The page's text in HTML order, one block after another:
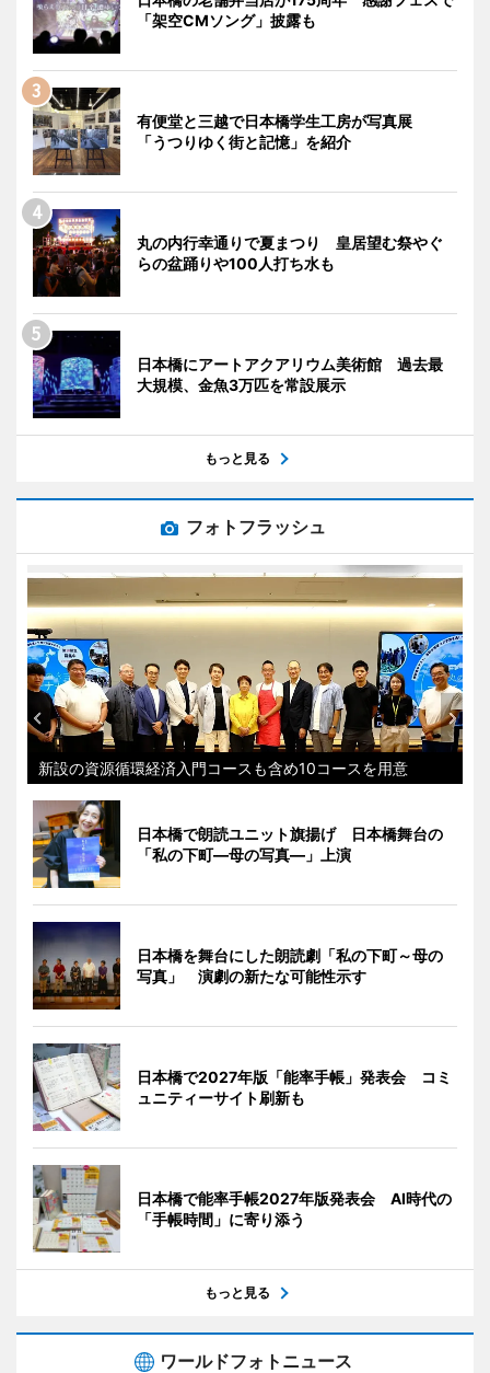
「架空CMソング」披露も
有便堂と三越で日本橋学生工房が写真展
「うつりゆく街と記憶」を紹介
丸の内行幸通りで夏まつり 皇居望む祭やぐ
らの盆踊りや100人打ち水も
日本橋にアートアクアリウム美術館 過去最
大規模、金魚3万匹を常設展示
もっと見る
フォトフラッシュ
新設の資源循環経済入門コースも含め10コースを用意
日本橋で朗読ユニット旗揚げ 日本橋舞台の
「私の下町―母の写真―」上演
日本橋を舞台にした朗読劇「私の下町～母の
写真」 演劇の新たな可能性示す
日本橋で2027年版「能率手帳」発表会 コミ
ュニティーサイト刷新も
日本橋で能率手帳2027年版発表会 AI時代の
「手帳時間」に寄り添う
もっと見る
ワールドフォトニュース